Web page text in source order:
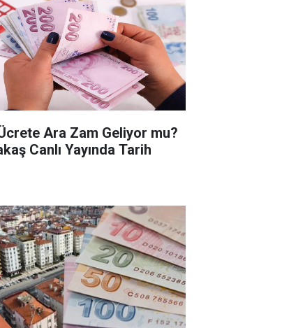
Ara Zam Geliyor mu?
Canlı Yayında Tarih